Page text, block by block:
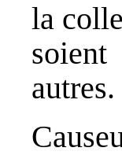
la
autres.